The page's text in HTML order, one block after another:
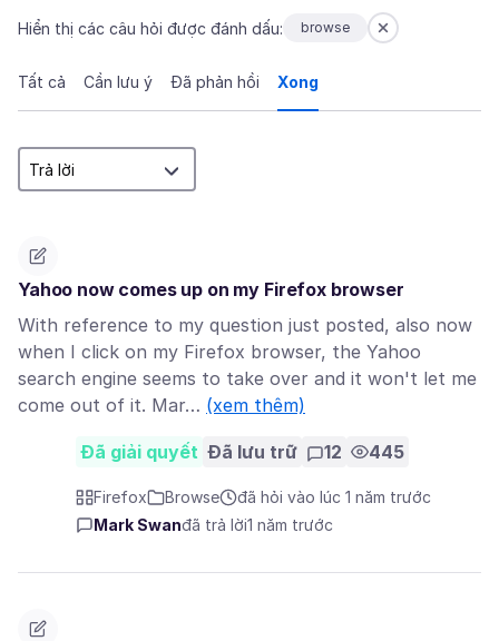
Hiển thị các câu hỏi được đánh dấu: browse
Tất cả Cần lưu ý Đã phản hồi Xong
Yahoo now comes up on my Firefox browser
With reference to my question just posted, also now
when I click on my Firefox browser, the Yahoo
search engine seems to take over and it won't let me
come out of it. Mar… (xem thêm)
Đã giải quyết Đã lưu trữ 12 445
Firefox Browse
đã hỏi vào lúc 1 năm trước
Mark Swanđã trả lời1 năm trước